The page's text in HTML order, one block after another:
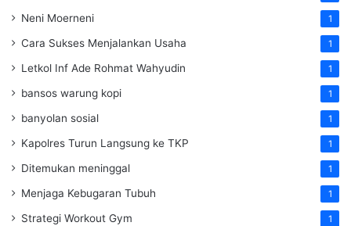
Neni Moerneni 1
Cara Sukses Menjalankan Usaha 1
Letkol Inf Ade Rohmat Wahyudin 1
bansos warung kopi 1
banyolan sosial 1
Kapolres Turun Langsung ke TKP 1
Ditemukan meninggal 1
Menjaga Kebugaran Tubuh 1
Strategi Workout Gym 1